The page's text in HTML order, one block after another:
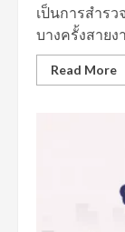
เป็นการสำร
บางครั้งสายง
Read More